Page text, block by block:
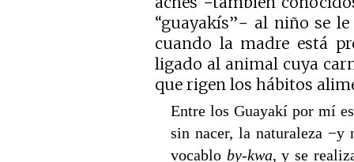
“guayakís”− al niño se
cuando la madre está
ligado al animal cuya
que rigen los hábitos
Entre los Guayakí por mí
sin nacer, la naturaleza −y
vocablo by-kwa, y se